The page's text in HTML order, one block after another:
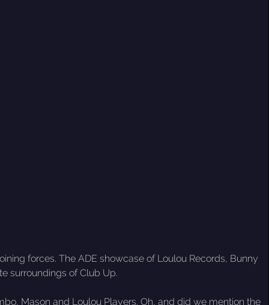
forces. The ADE showcase of Loulou Records, Bunny
surroundings of Club Up.
Mason and Loulou Players. Oh, and did we mention the